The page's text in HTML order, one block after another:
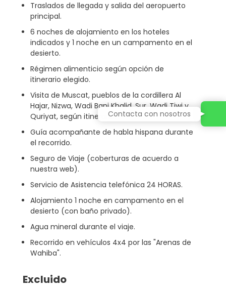
Traslados de llegada y salida del aeropuerto
principal.
6 noches de alojamiento en los hoteles
indicados y 1 noche en un campamento en el
desierto.
Régimen alimenticio según opción de
itinerario elegido.
Visita de Muscat, pueblos de la cordillera Al
Hajar, Nizwa, Wadi Bani Khalid, Sur, Wadi Tiwi y
Quriyat, según itinerario.
Guía acompañante de habla hispana durante
el recorrido.
Seguro de Viaje (coberturas de acuerdo a
nuestra web).
Servicio de Asistencia telefónica 24 HORAS.
Alojamiento 1 noche en campamento en el
desierto (con baño privado).
Agua mineral durante el viaje.
Recorrido en vehículos 4x4 por las "Arenas de
Wahiba".
Excluido
Contacta con nosotros